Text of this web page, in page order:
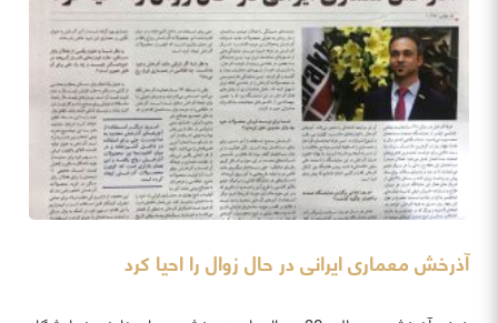
آذرخش معماری ایرانی در حال زوال را احیا کرد